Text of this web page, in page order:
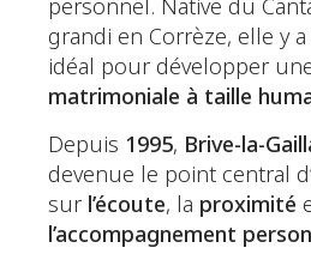
personnel. Native du
grandi en Corrèze, elle y
idéal pour développer
matrimoniale à taille
Depuis 1995, Brive-la-
devenue le point central
sur l’écoute, la proximité
l’accompagnement